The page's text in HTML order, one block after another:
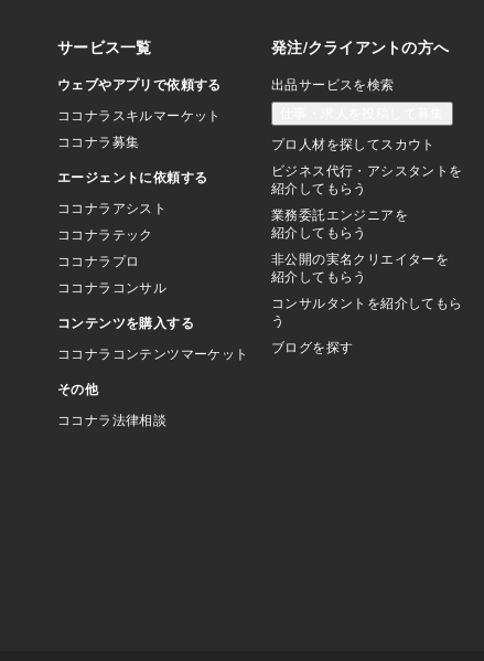
大統領＝エルドア
パ政府に逃げ込ん
の犯罪者の引き渡
ゃ。それが一応合
国家は「NATO＝北